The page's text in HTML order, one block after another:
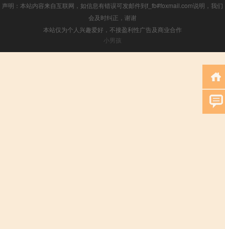
声明：本站内容来自互联网，如信息有错误可发邮件到f_fb#foxmail.com说明，我们
会及时纠正，谢谢
本站仅为个人兴趣爱好，不接盈利性广告及商业合作
小男孩